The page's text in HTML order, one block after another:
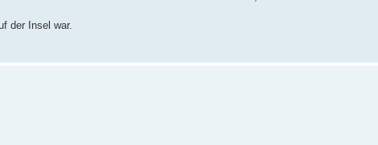
der Insel war.